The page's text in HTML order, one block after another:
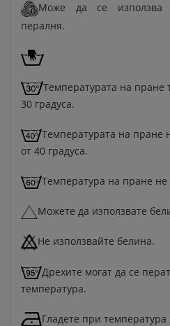
Може да се използва
пералня.
Температурата на пране
30 градуса.
Температурата на пране
от 40 градуса.
Температура на пране не
Можете да използвате
Не използвайте белина.
Дрехите могат да се
температура.
Гладете при температура